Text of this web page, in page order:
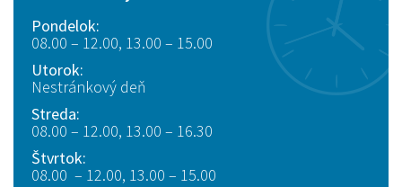
Pondelok:
08.00 – 12.00, 13.00 – 15.00
Utorok:
Nestránkový deň
Streda:
08.00 – 12.00, 13.00 – 16.30
Štvrtok:
08.00 – 12.00, 13.00 – 15.00